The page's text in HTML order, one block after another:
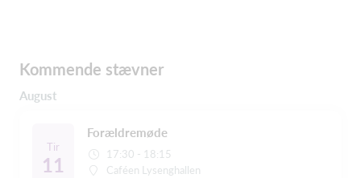
Kommende stævner
August
Tir
11
Forældremøde
17:30 - 18:15
Caféen Lysenghallen